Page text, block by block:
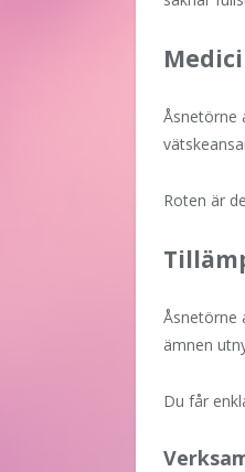
Åsnetörne
Roten är
Åsnetörne
ämnen
Du får